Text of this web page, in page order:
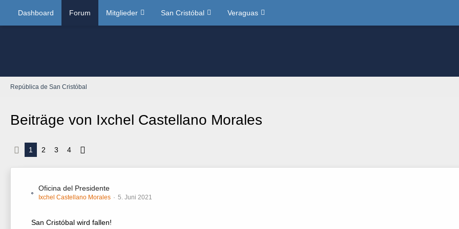
Dashboard Forum Mitglieder San Cristóbal Veraguas
República de San Cristóbal
Beiträge von Ixchel Castellano Morales
1 2 3 4
Oficina del Presidente
Ixchel Castellano Morales 5. Juni 2021
San Cristóbal wird fallen!